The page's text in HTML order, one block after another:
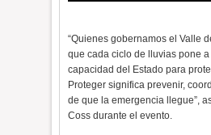
“Quienes gobernamos el Valle
que cada ciclo de lluvias pone
capacidad del Estado para
Proteger significa prevenir,
de que la emergencia llegue”,
Coss durante el evento.